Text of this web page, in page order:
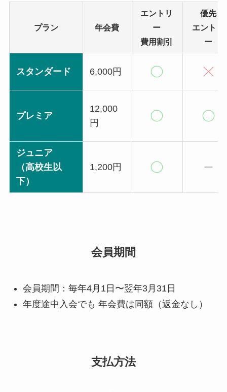
プラン 年会費
エントリ
ー
費用割引
優先
エントリ
ー
スタンダード 6,000円
プレミア
12,000
円
ジュニア
（高校生以
下）
1,200円
会員期間
会員期間：毎年4月1日〜翌年3月31日
年度途中入会でも 年会費は同額（返金なし）
支払方法